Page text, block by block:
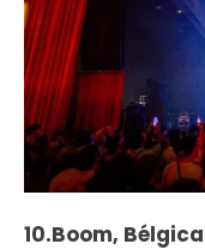
10.Boom,